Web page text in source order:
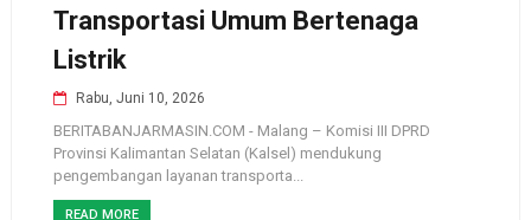
Transportasi Umum Bertenaga
Listrik
Rabu, Juni 10, 2026
BERITABANJARMASIN.COM - Malang – Komisi III DPRD
Provinsi Kalimantan Selatan (Kalsel) mendukung
pengembangan layanan transporta...
READ MORE